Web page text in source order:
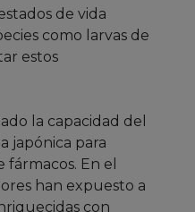
de vida
como larvas de
estos
la capacidad del
japónica para
En el
han expuesto a
con